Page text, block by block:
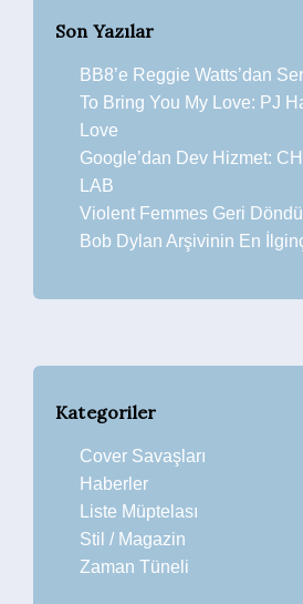
Son Yazılar
BB8’e Reggie Watts’dan
To Bring You My Love: PJ
Love
Google’dan Dev Hizmet:
LAB
Violent Femmes Geri Döndü
Bob Dylan Arşivinin En
Kategoriler
Cover Savaşları
Haberler
Liste Müptelası
Stil / Magazin
Zaman Tüneli